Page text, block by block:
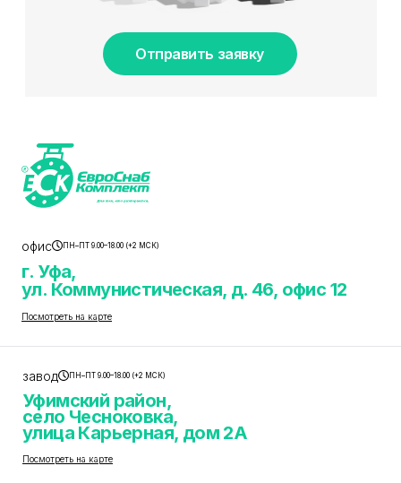
Отправить заявку
офис ПН–ПТ 9.00–18.00 (+2 МСК)
г. Уфа,
ул. Коммунистическая, д. 46, офис 12
Посмотреть на карте
завод ПН–ПТ 9.00–18.00 (+2 МСК)
Уфимский район,
село Чесноковка,
улица Карьерная, дом 2А
Посмотреть на карте